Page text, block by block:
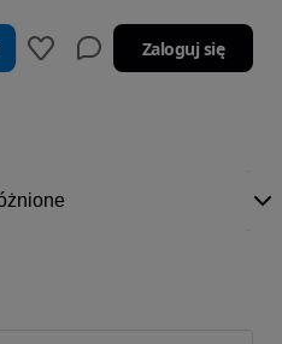
Zaloguj się